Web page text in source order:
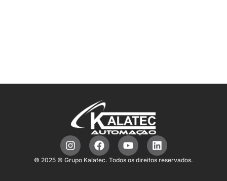
© 2025 © Grupo Kalatec. Todos os direitos reservados.